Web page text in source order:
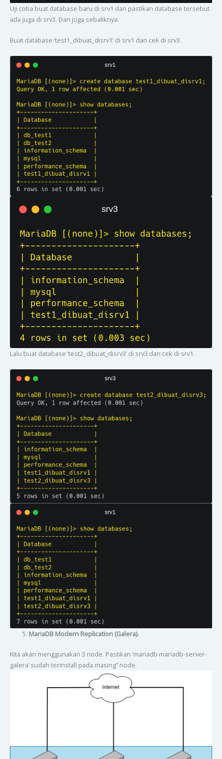
Uji coba buat database baru di srv1 dan pastikan database tersebut
ada juga di srv3. Dan juga sebaliknya.
Buat database ‘test1_dibuat_disrv1’ di srv1 dan cek di srv3.
Lalu buat database ‘test2_dibuat_disrv3’ di srv3 dan cek di srv1.
MariaDB Modern Replication (Galera).
Kita akan menggunakan 3 node. Pastikan ‘mariadb mariadb-server-
galera’ sudah terinstall pada masing” node.